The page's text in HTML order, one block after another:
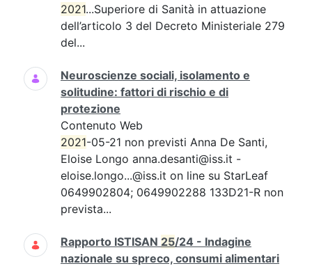
2021...Superiore di Sanità in attuazione
dell’articolo 3 del Decreto Ministeriale 279
del...
Neuroscienze sociali, isolamento e
solitudine: fattori di rischio e di
protezione
Contenuto Web
2021-05-21 non previsti Anna De Santi,
Eloise Longo anna.desanti@iss.it -
eloise.longo...@iss.it on line su StarLeaf
0649902804; 0649902288 133D21-R non
prevista...
Rapporto ISTISAN 25/24 - Indagine
nazionale su spreco, consumi alimentari